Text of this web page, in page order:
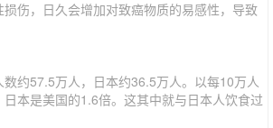
伤，日久会增加对致癌物质的易感性，导致
约57.5万人，日本约36.5万人。以每10万人
本是美国的1.6倍。这其中就与日本人饮食过